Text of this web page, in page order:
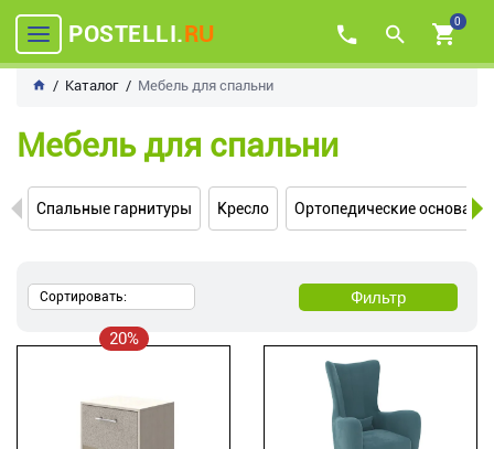
POSTELLI.RU 0
Каталог Мебель для спальни
Мебель для спальни
Спальные гарнитуры Кресло Ортопедические
Сортировать: Фильтр
20%